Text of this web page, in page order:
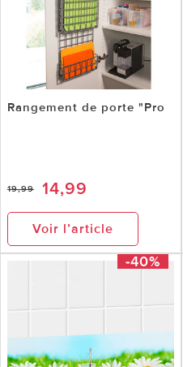
Rangement de porte "Pro
19,99 14,99
Voir l’article
-40%